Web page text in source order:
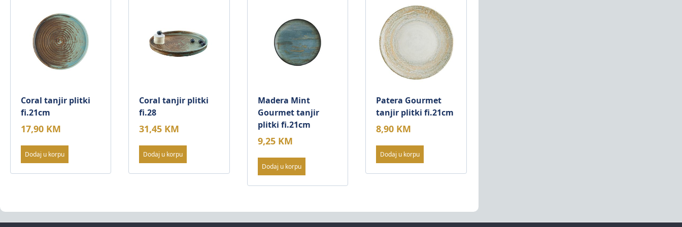
Coral tanjir plitki
fi.21cm
17,90 KM
Dodaj u korpu
Coral tanjir plitki
fi.28
31,45 KM
Dodaj u korpu
Madera Mint
Gourmet tanjir
plitki fi.21cm
9,25 KM
Dodaj u korpu
Patera Gourmet
tanjir plitki fi.21cm
8,90 KM
Dodaj u korpu